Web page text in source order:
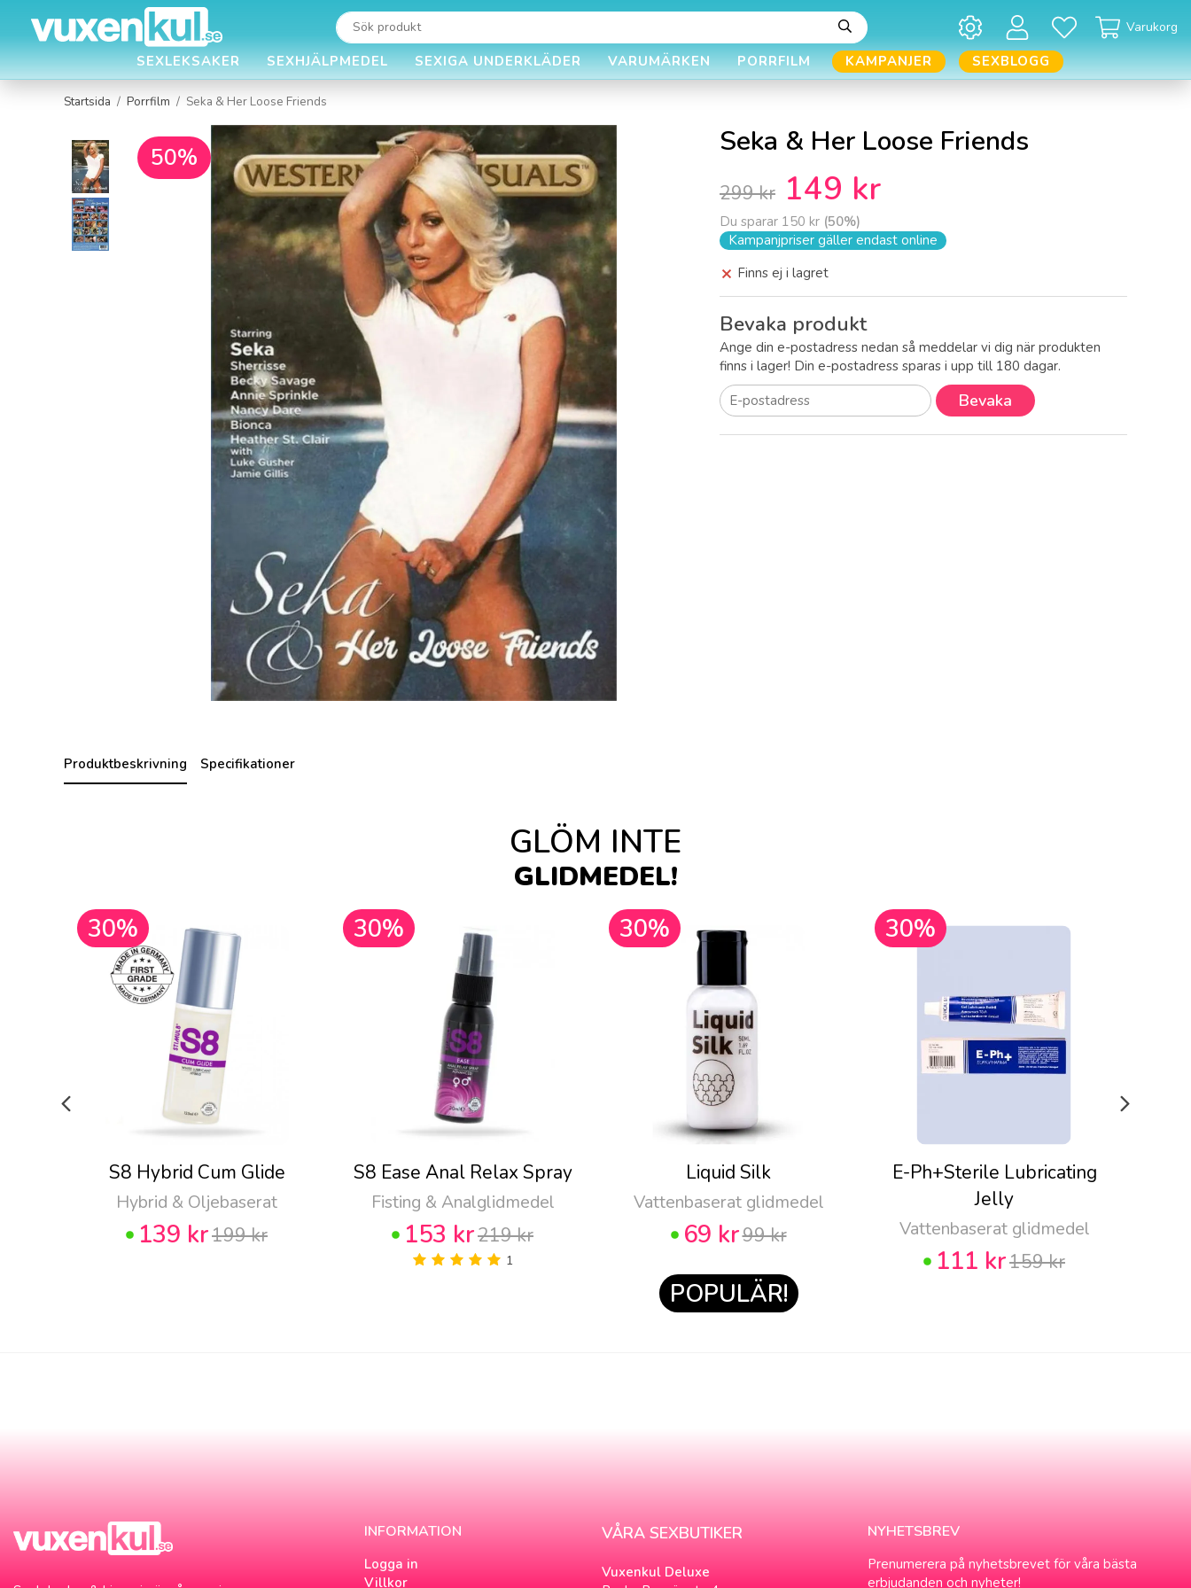
Varukorg
SEXLEKSAKER SEXHJÄLPMEDEL SEXIGA UNDERKLÄDER VARUMÄRKEN PORRFILM KAMPANJER SEXBLOGG
Startsida / Porrfilm / Seka & Her Loose Friends
50% Seka & Her Loose Friends
299 kr 149 kr
Du sparar 150 kr (50%)
Kampanjpriser gäller endast online
Finns ej i lagret
Bevaka produkt
Ange din e-postadress nedan så meddelar vi dig när produkten
finns i lager! Din e-postadress sparas i upp till 180 dagar.
Bevaka
Produktbeskrivning Specifikationer
GLÖM INTE
GLIDMEDEL!
30%
S8 Hybrid Cum Glide
Hybrid & Oljebaserat
139 kr199 kr
30%
S8 Ease Anal Relax Spray
Fisting & Analglidmedel
153 kr219 kr
1
30%
Liquid Silk
Vattenbaserat glidmedel
69 kr99 kr
POPULÄR!
30%
E-Ph+Sterile Lubricating
Jelly
Vattenbaserat glidmedel
111 kr159 kr
INFORMATION
Logga in
Villkor
VÅRA SEXBUTIKER
Vuxenkul Deluxe
NYHETSBREV
Prenumerera på nyhetsbrevet för våra bästa
erbjudanden och nyheter!